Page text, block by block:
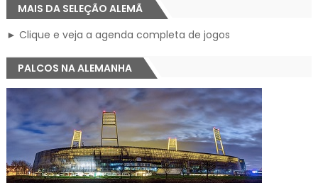
MAIS DA SELEÇÃO ALEMÃ
► Clique e veja a agenda completa de jogos
PALCOS NA ALEMANHA